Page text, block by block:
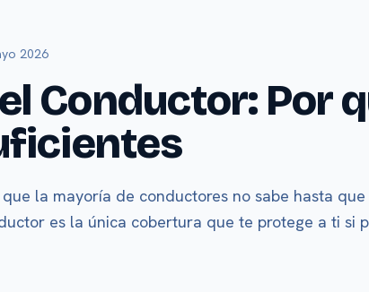
2026
Conductor: Por
la mayoría de conductores no sabe hasta
es la única cobertura que te protege a ti si